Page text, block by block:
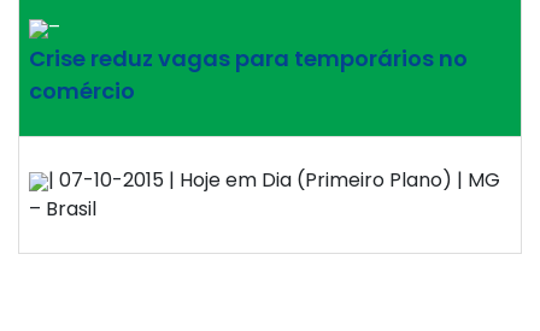
–
Crise reduz vagas para temporários no
comércio
| 07-10-2015 | Hoje em Dia (Primeiro Plano) | MG
– Brasil